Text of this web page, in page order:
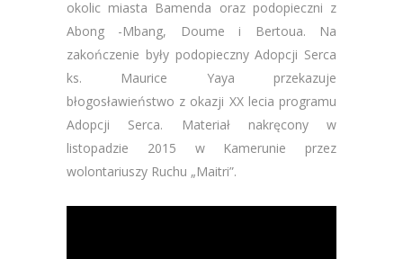
okolic miasta Bamenda oraz podopieczni z
Abong -Mbang, Doume i Bertoua. Na
zakończenie były podopieczny Adopcji Serca
ks. Maurice Yaya przekazuje
błogosławieństwo z okazji XX lecia programu
Adopcji Serca. Materiał nakręcony w
listopadzie 2015 w Kamerunie przez
wolontariuszy Ruchu „Maitri”.